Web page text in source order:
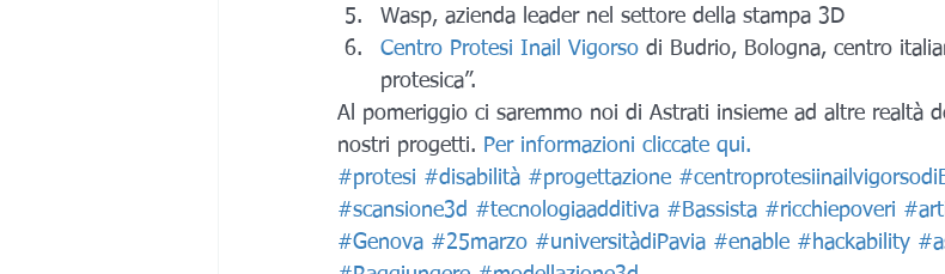
Wasp, azienda leader nel settore della stampa 3D
Centro Protesi Inail Vigorso di Budrio, Bologna, centro
protesica”.
Al pomeriggio ci saremmo noi di Astrati insieme ad altre realtà
nostri progetti. Per informazioni cliccate qui.
#protesi #disabilità #progettazione
#scansione3d #tecnologiaadditiva #Bassista #ricchiepoveri
#Genova #25marzo #universitàdiPavia #enable #hackability